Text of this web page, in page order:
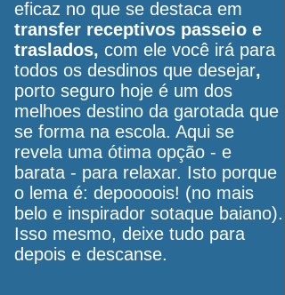
eficaz no que se destaca em
transfer receptivos passeio e
traslados, com ele você irá para
todos os desdinos que desejar,
porto seguro hoje é um dos
melhoes destino da garotada que
se forma na escola. Aqui se
revela uma ótima opção - e
barata - para relaxar. Isto porque
o lema é: depoooois! (no mais
belo e inspirador sotaque baiano).
Isso mesmo, deixe tudo para
depois e descanse.